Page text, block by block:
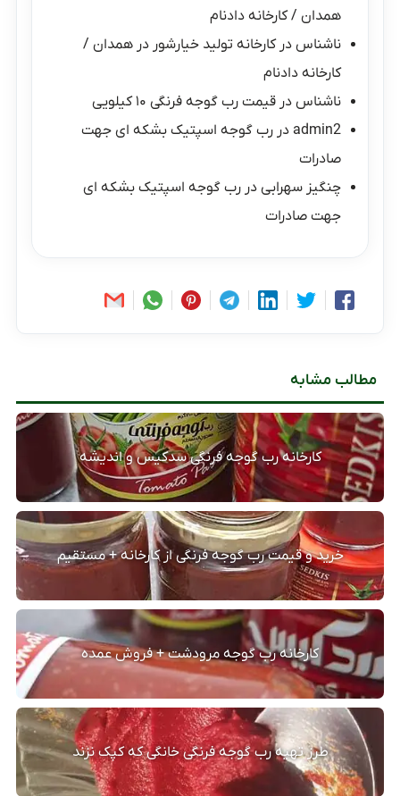
همدان / کارخانه دادنام
ناشناس درکارخانه تولید خیارشور در همدان /
کارخانه دادنام
ناشناس درقیمت رب گوجه فرنگی ۱۰ کیلویی
admin2 دررب گوجه اسپتیک بشکه ای جهت
صادرات
چنگیز سهرابی دررب گوجه اسپتیک بشکه ای
جهت صادرات
مطالب مشابه
کارخانه رب گوجه فرنگی سدکیس و اندیشه
خرید و قیمت رب گوجه فرنگی از کارخانه + مستقیم
کارخانه رب گوجه مرودشت + فروش عمده
طرز تهیه رب گوجه فرنگی خانگی که کپک نزند